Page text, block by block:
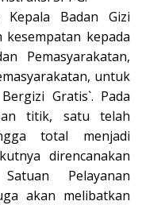
Badan Gizi
kepada
Pemasyarakatan,
untuk
Gratis`. Pada
titik, satu telah
total menjadi
direncanakan
Pelayanan
akan melibatkan